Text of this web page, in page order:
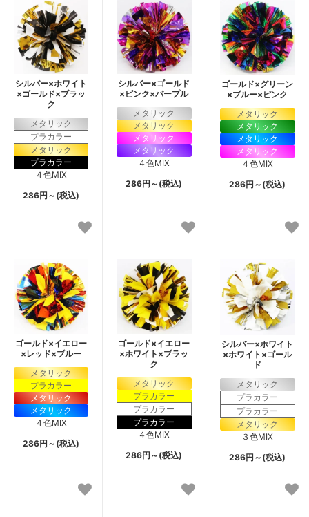
シルバー×ホワイト
×ゴールド×ブラッ
ク
メタリック
プラカラー
メタリック
プラカラー
４色MIX
286円～(税込)
シルバー×ゴールド
×ピンク×パープル
メタリック
メタリック
メタリック
メタリック
４色MIX
286円～(税込)
ゴールド×グリーン
×ブルー×ピンク
メタリック
メタリック
メタリック
メタリック
４色MIX
286円～(税込)
ゴールド×イエロー
×レッド×ブルー
メタリック
プラカラー
メタリック
メタリック
４色MIX
286円～(税込)
ゴールド×イエロー
×ホワイト×ブラッ
ク
メタリック
プラカラー
プラカラー
プラカラー
４色MIX
286円～(税込)
シルバー×ホワイト
×ホワイト×ゴール
ド
メタリック
プラカラー
プラカラー
メタリック
３色MIX
286円～(税込)